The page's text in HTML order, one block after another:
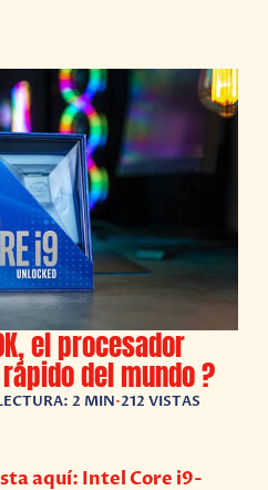
el procesador
del mundo ?
2 MIN•212 VISTAS
aquí: Intel Core i9-